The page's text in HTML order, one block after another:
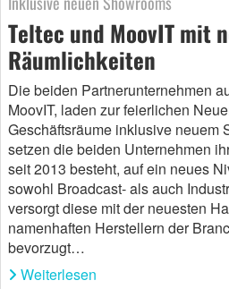
Teltec und MoovIT mit
Räumlichkeiten
Die beiden Partnerunternehmen
MoovIT, laden zur feierlichen
Geschäftsräume inklusive neuem
setzen die beiden Unternehmen
seit 2013 besteht, auf ein neues
sowohl Broadcast- als auch
versorgt diese mit der neuesten
namenhaften Herstellern der
bevorzugt…
Weiterlesen